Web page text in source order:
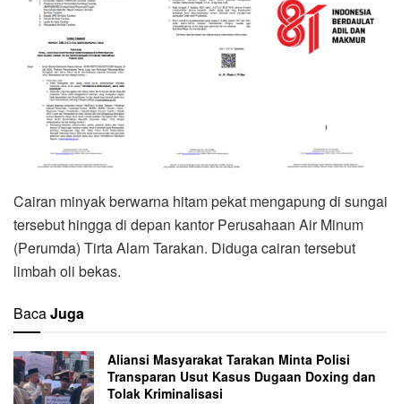
Cairan minyak berwarna hitam pekat mengapung di sungai
tersebut hingga di depan kantor Perusahaan Air Minum
(Perumda) Tirta Alam Tarakan. Diduga cairan tersebut
limbah oli bekas.
BacaJuga
Aliansi Masyarakat Tarakan Minta Polisi
Transparan Usut Kasus Dugaan Doxing dan
Tolak Kriminalisasi